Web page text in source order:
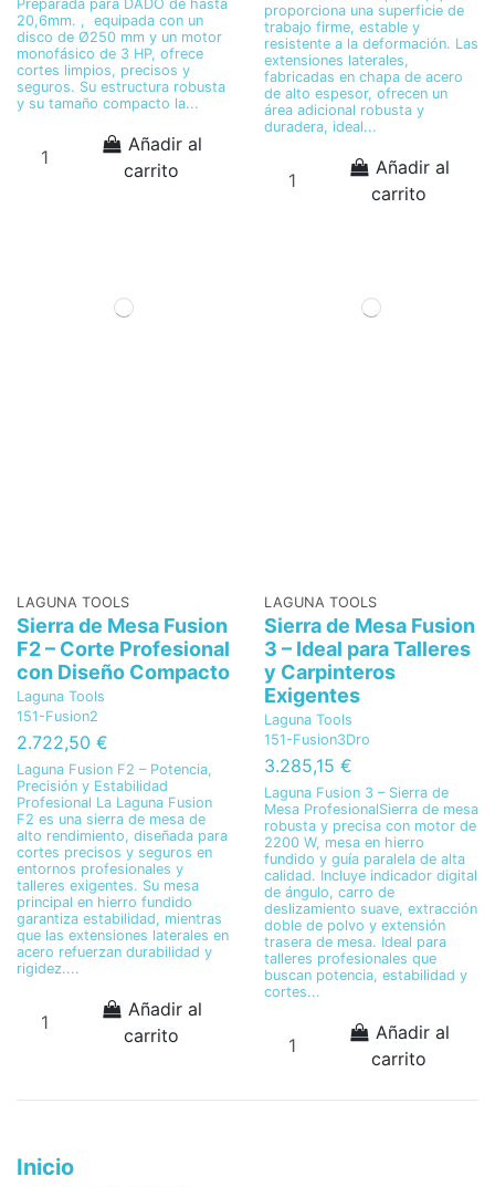
Preparada para DADO de hasta
20,6mm. , equipada con un
disco de Ø250 mm y un motor
monofásico de 3 HP, ofrece
cortes limpios, precisos y
seguros. Su estructura robusta
y su tamaño compacto la...
Añadir al
carrito
proporciona una superficie de
trabajo firme, estable y
resistente a la deformación. Las
extensiones laterales,
fabricadas en chapa de acero
de alto espesor, ofrecen un
área adicional robusta y
duradera, ideal...
Añadir al
carrito
LAGUNA TOOLS
Sierra de Mesa Fusion
F2 – Corte Profesional
con Diseño Compacto
Laguna Tools
151-Fusion2
2.722,50 €
Laguna Fusion F2 – Potencia,
Precisión y Estabilidad
Profesional La Laguna Fusion
F2 es una sierra de mesa de
alto rendimiento, diseñada para
cortes precisos y seguros en
entornos profesionales y
talleres exigentes. Su mesa
principal en hierro fundido
garantiza estabilidad, mientras
que las extensiones laterales en
acero refuerzan durabilidad y
rigidez....
Añadir al
carrito
LAGUNA TOOLS
Sierra de Mesa Fusion
3 – Ideal para Talleres
y Carpinteros
Exigentes
Laguna Tools
151-Fusion3Dro
3.285,15 €
Laguna Fusion 3 – Sierra de
Mesa ProfesionalSierra de mesa
robusta y precisa con motor de
2200 W, mesa en hierro
fundido y guía paralela de alta
calidad. Incluye indicador digital
de ángulo, carro de
deslizamiento suave, extracción
doble de polvo y extensión
trasera de mesa. Ideal para
talleres profesionales que
buscan potencia, estabilidad y
cortes...
Añadir al
carrito
Inicio